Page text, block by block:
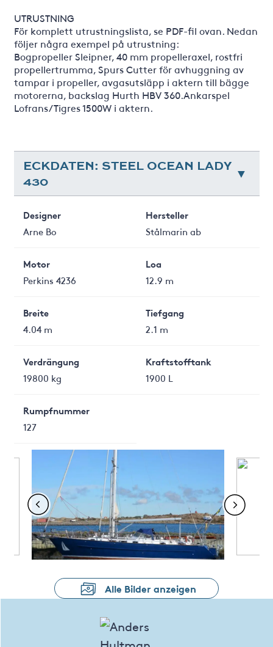
UTRUSTNING
För komplett utrustningslista, se PDF-fil ovan. Nedan
följer några exempel på utrustning:
Bogpropeller Sleipner, 40 mm propelleraxel, rostfri
propellertrumma, Spurs Cutter för avhuggning av
tampar i propeller, avgasutsläpp i aktern till bägge
motorerna, backslag Hurth HBV 360.Ankarspel
Lofrans/Tigres 1500W i aktern.
ECKDATEN: STEEL OCEAN LADY
430
Designer
Arne Bo
Hersteller
Stålmarin ab
Motor
Perkins 4236
Loa
12.9 m
Breite
4.04 m
Tiefgang
2.1 m
Verdrängung
19800 kg
Kraftstofftank
1900 L
Rumpfnummer
127
Alle Bilder anzeigen